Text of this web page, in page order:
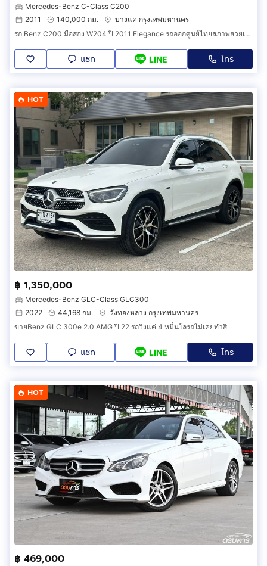
Mercedes-Benz C-Class C200
2011
140,000 กม.
บางแค กรุงเทพมหานคร
รถ Benz C200 มือสอง W204 ปี 2011 Elegance รถออกศูนย์ไทยสภาพสวยเดิมประวัติชัดเจนผ่อนสบาย B0EF
แชท LINE โทร
HOT
฿ 1,350,000
Mercedes-Benz GLC-Class GLC300
2022
44,168 กม.
วังทองหลาง กรุงเทพมหานคร
ขายBenz GLC 300e 2.0 AMG ปี 22 รถวิ่งแค่ 4 หมื่นโลรถไม่เคยทำสี
แชท LINE โทร
HOT
฿ 469,000